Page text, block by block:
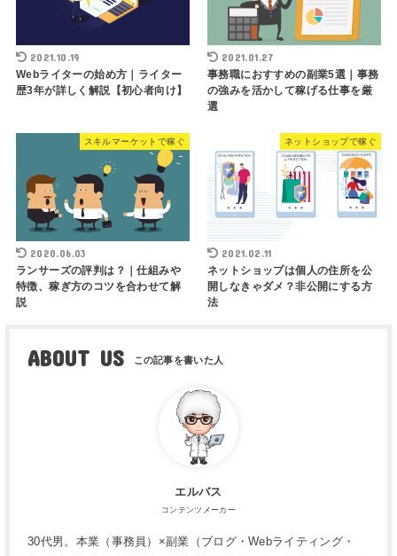
2021.10.19
Webライターの始め方｜ライター
歴3年が詳しく解説【初心者向け】
2021.01.27
事務職におすすめの副業5選｜事務
の強みを活かして稼げる仕事を厳
選
スキルマーケットで稼ぐ
2020.06.03
ランサーズの評判は？｜仕組みや
特徴、稼ぎ方のコツを合わせて解
説
ネットショップで稼ぐ
2021.02.11
ネットショップは個人の住所を公
開しなきゃダメ？非公開にする方
法
ABOUT US
エルバス
コンテンツメーカー
30代男。本業（事務員）×副業（ブログ・Webライティング・